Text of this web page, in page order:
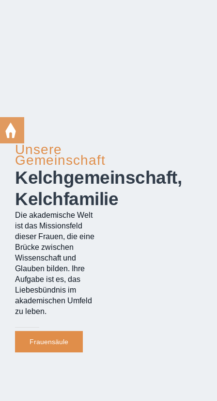
Unsere
Gemeinschaft
Kelchgemeinschaft,
Kelchfamilie
Die akademische Welt
ist das Missionsfeld
dieser Frauen, die eine
Brücke zwischen
Wissenschaft und
Glauben bilden. Ihre
Aufgabe ist es, das
Liebesbündnis im
akademischen Umfeld
zu leben.
Frauensäule